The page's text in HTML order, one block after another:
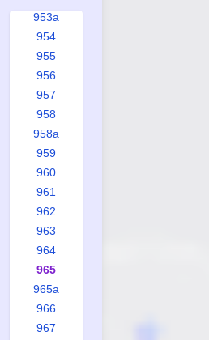
953a
954
955
956
957
958
958a
959
960
961
962
963
964
965
965a
966
967